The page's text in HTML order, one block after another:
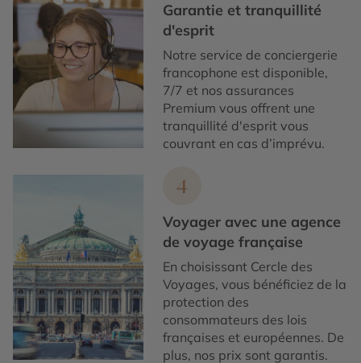
Garantie et tranquillité
d'esprit
Notre service de conciergerie
francophone est disponible,
7/7 et nos assurances
Premium vous offrent une
tranquillité d'esprit vous
couvrant en cas d’imprévu.
4
Voyager avec une agence
de voyage française
En choisissant Cercle des
Voyages, vous bénéficiez de la
protection des
consommateurs des lois
françaises et européennes. De
plus, nos prix sont garantis.